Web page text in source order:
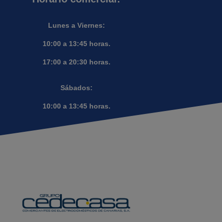
Lunes a Viernes:
10:00 a 13:45 horas.
17:00 a 20:30 horas.
Sábados:
10:00 a 13:45 horas.